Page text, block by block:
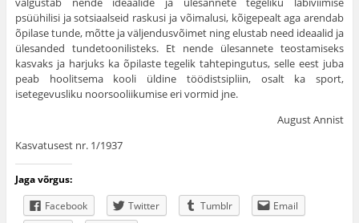
psüühilisi ja sotsiaalseid raskusi ja või­malusi, kõigepealt aga arendab
õpilase tunde, mõtte ja väljendusvõi­met ning elustab need ideaalid ja
ülesanded tundetoonilisteks. Et nende ülesannete teostamiseks
kasvaks ja harjuks ka õpilaste tegelik tahtepingutus, selle eest juba
peab hoolitsema kooli üldine töö­distsipliin, osalt ka sport,
isetegevusliku noorsooliikumise eri vor­mid jne.
August Annist
Kasvatusest nr. 1/1937
Jaga võrgus:
Facebook
Twitter Tumblr
Email